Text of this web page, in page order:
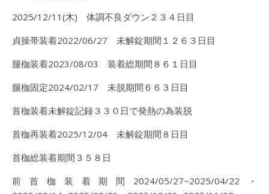
2025/12/11(木) 体調不良ダウン２３４日目
貞操帯装着2022/06/27 未解錠期間１２６３日目
腿枷装着2023/08/03 装着総期間８６１日目
腿枷固定2024/02/17 未脱期間６６３日目
首枷装着未解錠記録３３０日で発熱の為装脱
首枷再装着2025/12/04 未解錠期間８日目
首枷総装着期間３５８日
前首枷装着期間2024/05/27~2025/04/22・